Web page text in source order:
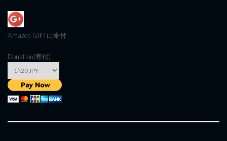
Amazon GIFTに寄付
Donation(寄付)